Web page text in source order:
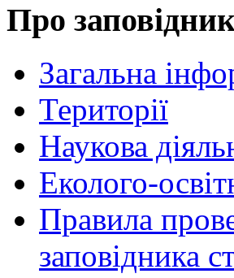
Про
Загальна
Території
Наукова
Еколого-
Правила
заповідника